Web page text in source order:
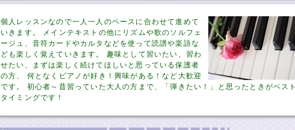
個人レッスンなので一人一人のペースに合わせて進めて
いきます。 メインテキストの他にリズムや歌のソルフェ
ージュ、音符カードやカルタなどを使って読譜や楽語な
ども楽しく覚えていきます。 趣味として習いたい、習わ
せたい、まずは楽しく続けてほしいと思っている保護者
の方、 何となくピアノが好き！興味がある！など大歓迎
です。 初心者～昔習っていた大人の方まで、「弾きたい！」と思ったときがベスト
タイミングです！